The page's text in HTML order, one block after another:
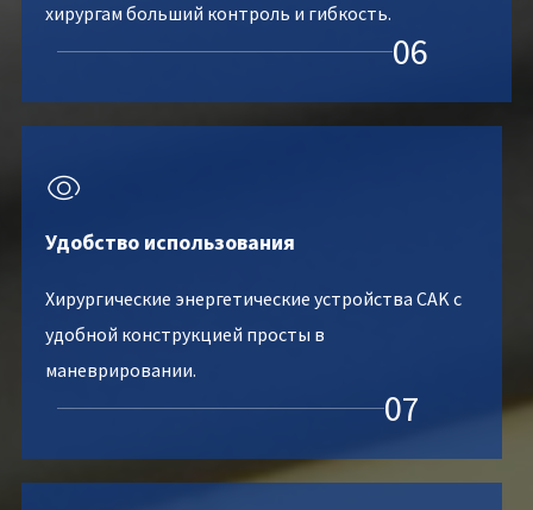
хирургам больший контроль и гибкость.
06

Удобство использования
Хирургические энергетические устройства CAK с
удобной конструкцией просты в
маневрировании.
07